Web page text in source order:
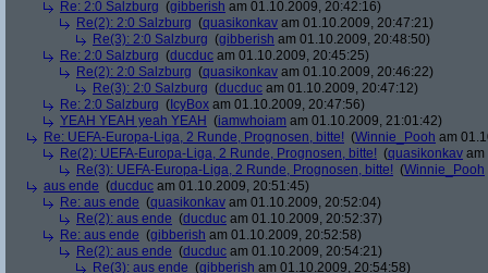
Re: 2:0 Salzburg (gibberish am 01.10.2009, 20:42:16)
Re(2): 2:0 Salzburg (quasikonkav am 01.10.2009, 20:47:21)
Re(3): 2:0 Salzburg (gibberish am 01.10.2009, 20:48:50)
Re: 2:0 Salzburg (ducduc am 01.10.2009, 20:45:25)
Re(2): 2:0 Salzburg (quasikonkav am 01.10.2009, 20:46:22)
Re(3): 2:0 Salzburg (ducduc am 01.10.2009, 20:47:12)
Re: 2:0 Salzburg ( IcyBox am 01.10.2009, 20:47:56)
YEAH YEAH yeah YEAH (iamwhoiam am 01.10.2009, 21:01:42)
Re: UEFA-Europa-Liga, 2 Runde, Prognosen, bitte! (Winnie_Pooh am
Re(2): UEFA-Europa-Liga, 2 Runde, Prognosen, bitte! (quasikonkav am
Re(3): UEFA-Europa-Liga, 2 Runde, Prognosen, bitte! (Winnie_Pooh
aus ende (ducduc am 01.10.2009, 20:51:45)
Re: aus ende (quasikonkav am 01.10.2009, 20:52:04)
Re(2): aus ende (ducduc am 01.10.2009, 20:52:37)
Re: aus ende (gibberish am 01.10.2009, 20:52:58)
Re(2): aus ende (ducduc am 01.10.2009, 20:54:21)
Re(3): aus ende (gibberish am 01.10.2009, 20:54:58)